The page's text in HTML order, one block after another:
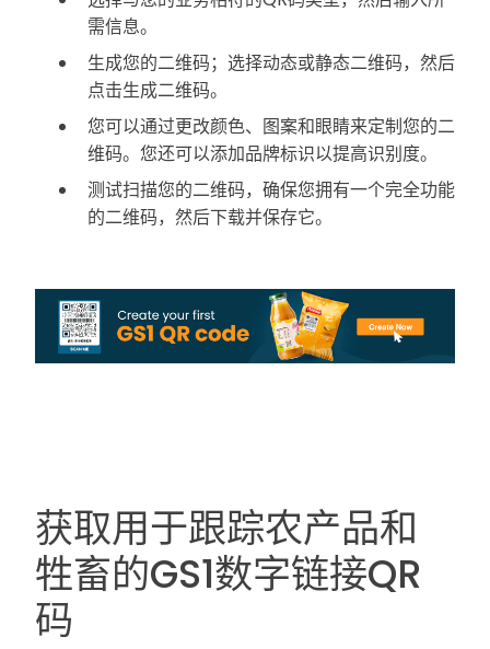
需信息。
生成您的二维码；选择动态或静态二维码，然后
点击生成二维码。
您可以通过更改颜色、图案和眼睛来定制您的二
维码。您还可以添加品牌标识以提高识别度。
测试扫描您的二维码，确保您拥有一个完全功能
的二维码，然后下载并保存它。
获取用于跟踪农产品和
牲畜的GS1数字链接QR
码